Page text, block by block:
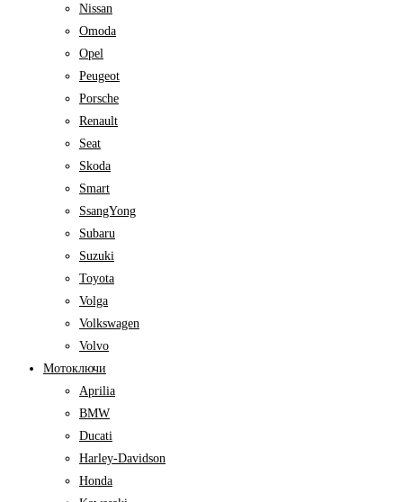
Nissan
Omoda
Opel
Peugeot
Porsche
Renault
Seat
Skoda
Smart
SsangYong
Subaru
Suzuki
Toyota
Volga
Volkswagen
Volvo
Мотоключи
Aprilia
BMW
Ducati
Harley-Davidson
Honda